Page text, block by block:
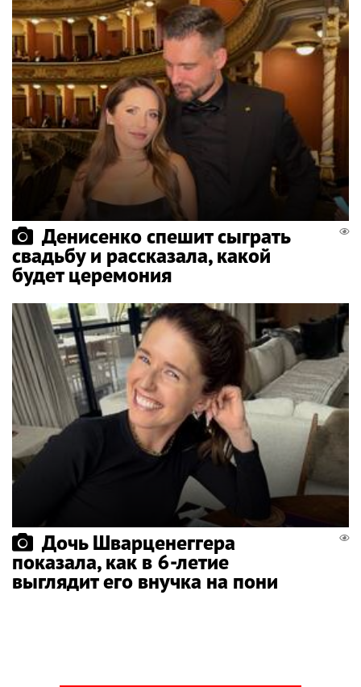
Денисенко спешит сыграть
свадьбу и рассказала, какой
будет церемония
Дочь Шварценеггера
показала, как в 6-летие
выглядит его внучка на пони